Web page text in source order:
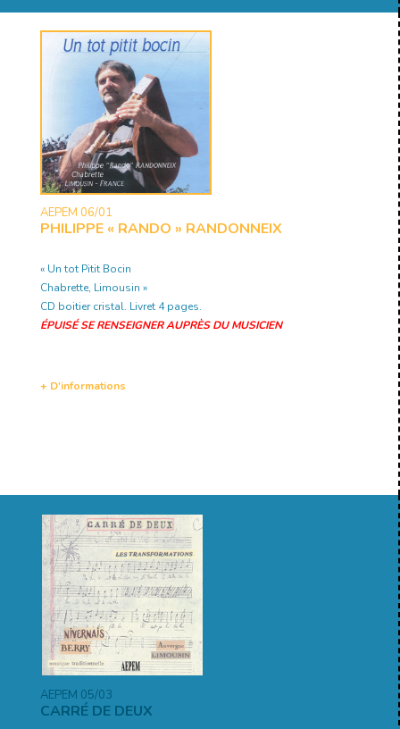
AEPEM 06/01
PHILIPPE « RANDO » RANDONNEIX
« Un tot Pitit Bocin
Chabrette, Limousin »
CD boitier cristal. Livret 4 pages.
ÉPUISÉ SE RENSEIGNER AUPRÈS DU MUSICIEN
+ D'informations
AEPEM 05/03
CARRÉ DE DEUX